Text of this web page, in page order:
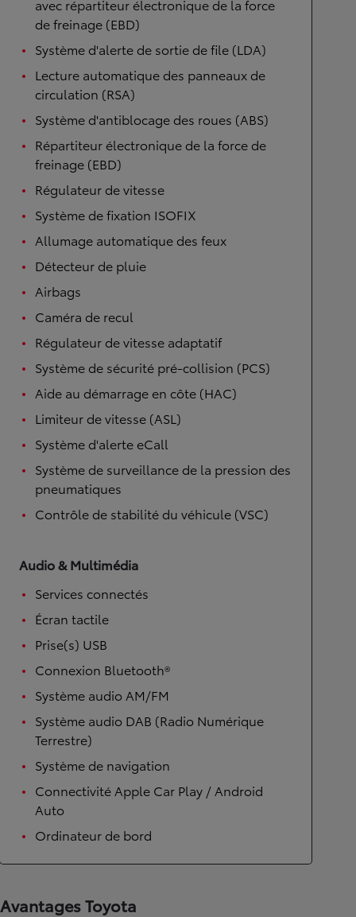
avec répartiteur électronique de la force
de freinage (EBD)
Système d'alerte de sortie de file (LDA)
Lecture automatique des panneaux de
circulation (RSA)
Système d'antiblocage des roues (ABS)
Répartiteur électronique de la force de
freinage (EBD)
Régulateur de vitesse
Système de fixation ISOFIX
Allumage automatique des feux
Détecteur de pluie
Airbags
Caméra de recul
Régulateur de vitesse adaptatif
Système de sécurité pré-collision (PCS)
Aide au démarrage en côte (HAC)
Limiteur de vitesse (ASL)
Système d'alerte eCall
Système de surveillance de la pression des
pneumatiques
Contrôle de stabilité du véhicule (VSC)
Audio & Multimédia
Services connectés
Écran tactile
Prise(s) USB
Connexion Bluetooth®
Système audio AM/FM
Système audio DAB (Radio Numérique
Terrestre)
Système de navigation
Connectivité Apple Car Play / Android
Auto
Ordinateur de bord
Avantages Toyota